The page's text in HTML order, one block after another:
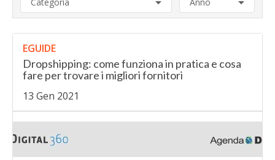
EGUIDE
Dropshipping: come funziona in pratica e cosa
fare per trovare i migliori fornitori
13 Gen 2021